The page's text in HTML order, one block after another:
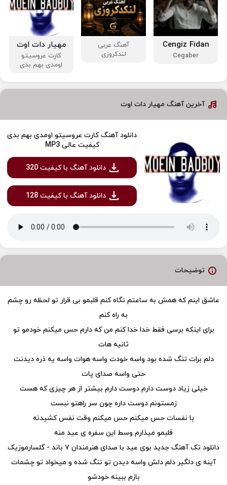
Cengiz Fidan
Cegaber
آهنگ عربی
لندکروزی
مهیار دات اوت
کارت عروسیتو
اومدی بهم بدی
آخرین آهنگ مهیار دات اوت
دانلود آهنگ کارت عروسیتو اومدی بهم بدی
کیفیت عالی MP3
دانلود آهنگ با کیفیت 320
دانلود آهنگ با کیفیت 128
توضیحات
عاشق اینم که همش به ساعتم نگاه کنم قلبمو بی قرار تو لحظه رو چشم
به راه کنم
برای اینکه برسی فقط خدا خدا کنم من که دارم حس میکنم خودمو تو
ثانیه هات
دلم برات تنگ شده بود واسه خودت واسه هوات واسه یه ذره دیدنت
حتی واسه صدای پات
خیلی زیاد دوست دارم دوست دارم بیشتر از هر چیزی که هست
زمستونم دوست داره چون سر راهتو نبست
با نفسات حس میکنم حس میکنم وقت نفس کشیدنه
قلبمو میذارم وسط این سفره ی عید منه
دانلود تک آهنگ جدید بوی عید با صدای هنرمندان ۷ باند - گلسارموزیک
آینه ی دلگیر دلم دلش واسه دیدن تو تنگ شده و میخواد تو چشمات
بازم ببینه خودشو